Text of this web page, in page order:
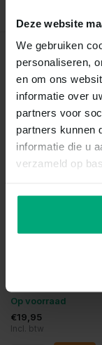
Deze website
We gebruiken
personaliseren,
en om ons
informatie over
partners voor
partners kunnen
informatie die u
verzameld op
Recent bekeken
Op voorraad
€19,95
Incl. btw